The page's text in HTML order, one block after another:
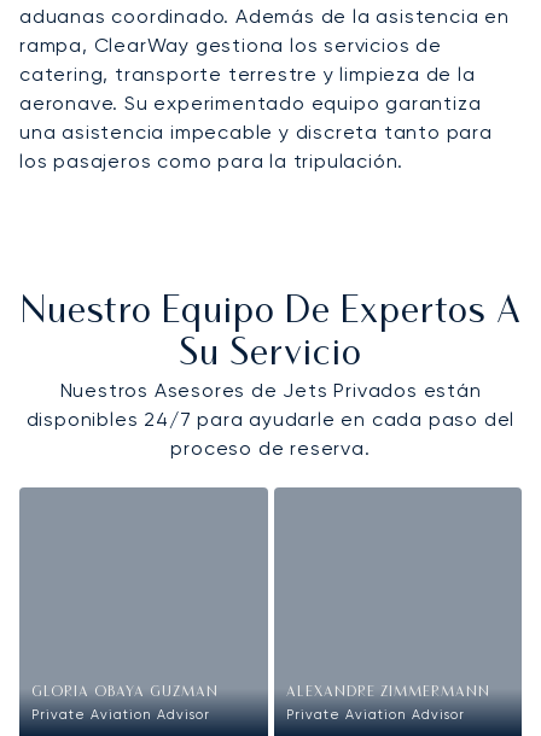
aduanas coordinado. Además de la asistencia en
rampa, ClearWay gestiona los servicios de
catering, transporte terrestre y limpieza de la
aeronave. Su experimentado equipo garantiza
una asistencia impecable y discreta tanto para
los pasajeros como para la tripulación.
Nuestro Equipo De Expertos A
Su Servicio
Nuestros Asesores de Jets Privados están
disponibles 24/7 para ayudarle en cada paso del
proceso de reserva.
GLORIA OBAYA GUZMAN
Private Aviation Advisor
ALEXANDRE ZIMMERMANN
Private Aviation Advisor